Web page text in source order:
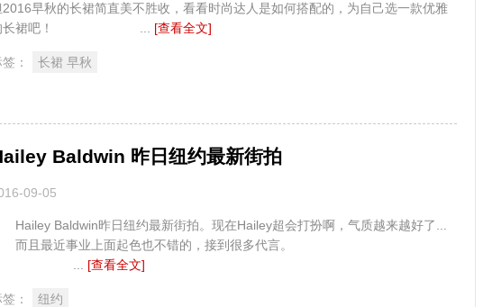
2016早秋的长裙简直美不胜收，看看时尚达人是如何搭配的，为自己选一款优雅
长裙吧！ ... [查看全文]
： 长裙 早秋
Baldwin 昨日纽约最新街拍
09-05
Baldwin昨日纽约最新街拍。现在Hailey超会打扮啊，气质越来越好了...
且最近事业上面起色也不错的，接到很多代言。
[查看全文]
： 纽约